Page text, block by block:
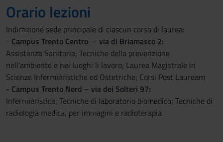
Orario lezioni
Indicazione sede principale di ciascun corso di laurea:
- Campus Trento Centro – via di Briamasco 2:
Assistenza Sanitaria; Tecniche della prevenzione
nell'ambiente e nei luoghi li lavoro; Laurea Magistrale in
Scienze Infermieristiche ed Ostetriche; Corsi Post Lauream
- Campus Trento Nord – via dei Solteri 97:
Infermieristica; Tecniche di laboratorio biomedico; Tecniche di
radiologia medica, per immagini e radioterapia